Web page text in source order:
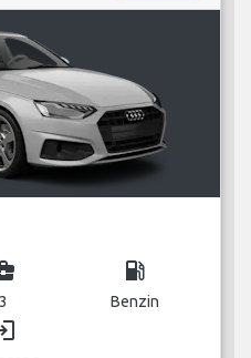
3
local_gas_station
Benzin